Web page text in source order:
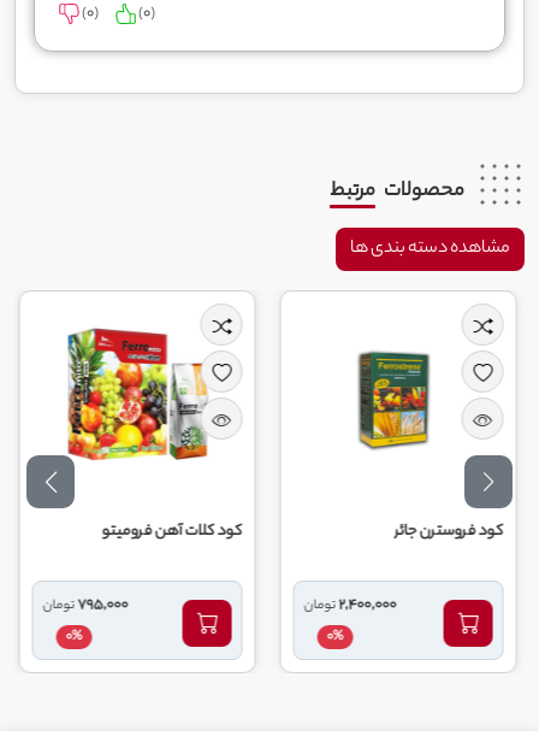
(
0
) (
0
)
محصولات مرتبط
مشاهده دسته بندی ها
کود فروسترن جائر
2,400,000 تومان
0%
کود کلات آهن فرومیتو
795,000 تومان
0%